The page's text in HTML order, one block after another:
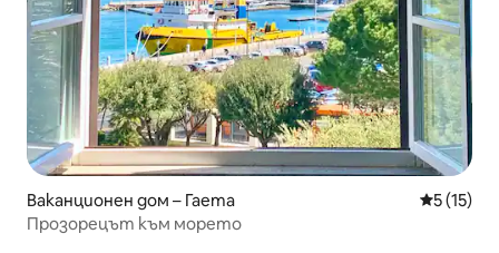
Ваканционен дом – Гаета Средна
5 (15)
Прозорецът към морето